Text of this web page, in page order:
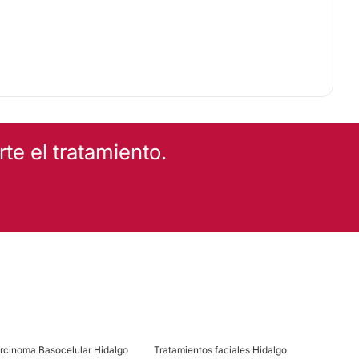
el tratamiento.
Basocelular Hidalgo
Tratamientos faciales Hidalgo